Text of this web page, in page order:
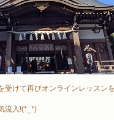
受けて再びオンラインレッスン
流入!(*_*)